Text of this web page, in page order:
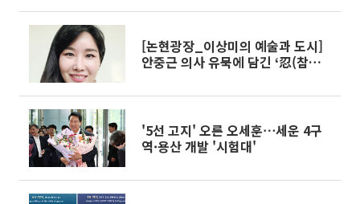
[논현광장_이상미의 예술과 도시]
안중근 의사 유묵에 담긴 ‘忍(참을
'5선 고지' 오른 오세훈⋯세운 4구
역·용산 개발 '시험대'